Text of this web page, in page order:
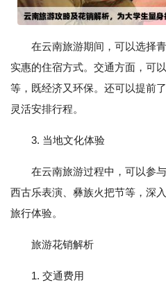
在云南旅游期间，可以选择
实惠的住宿方式。交通方面，可
等，既经济又环保。还可以提前
灵活安排行程。
3. 当地文化体验
在云南旅游过程中，可以参
西古乐表演、彝族火把节等，深
旅行体验。
旅游花销解析
1. 交通费用